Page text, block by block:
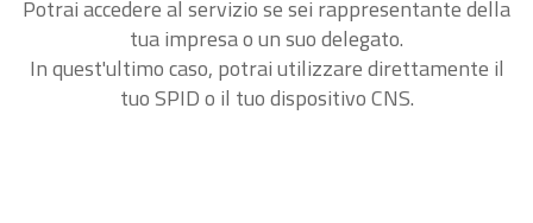
Potrai accedere al servizio se sei rappresentante della
tua impresa o un suo delegato.
In quest'ultimo caso, potrai utilizzare direttamente il
tuo SPID o il tuo dispositivo CNS.